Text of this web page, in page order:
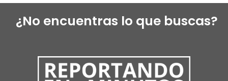
¿No encuentras lo que buscas?